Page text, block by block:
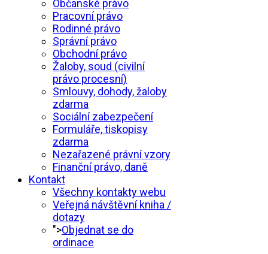
Občanské právo
Pracovní právo
Rodinné právo
Správní právo
Obchodní právo
Žaloby, soud (civilní
právo procesní)
Smlouvy, dohody, žaloby
zdarma
Sociální zabezpečení
Formuláře, tiskopisy
zdarma
Nezařazené právní vzory
Finanční právo, daně
Kontakt
Všechny kontakty webu
Veřejná návštěvní kniha /
dotazy
">Objednat se do
ordinace